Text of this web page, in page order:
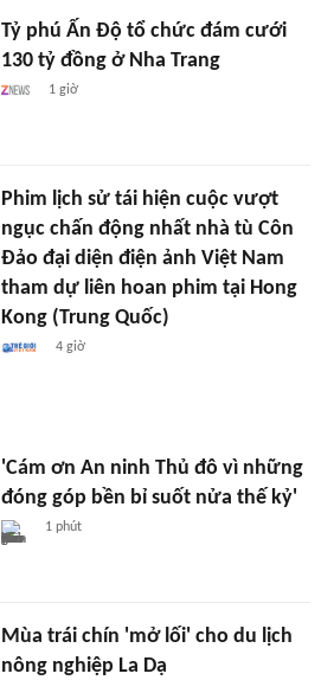
Tỷ phú Ấn Độ tổ chức đám cưới
130 tỷ đồng ở Nha Trang
1 giờ
Phim lịch sử tái hiện cuộc vượt
ngục chấn động nhất nhà tù Côn
Đảo đại diện điện ảnh Việt Nam
tham dự liên hoan phim tại Hong
Kong (Trung Quốc)
4 giờ
'Cám ơn An ninh Thủ đô vì những
đóng góp bền bỉ suốt nửa thế kỷ'
1 phút
Mùa trái chín 'mở lối' cho du lịch
nông nghiệp La Dạ